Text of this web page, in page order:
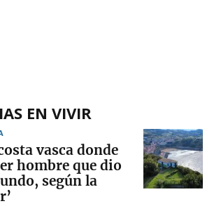
EN VIVIR
vasca donde
hombre que dio
según la